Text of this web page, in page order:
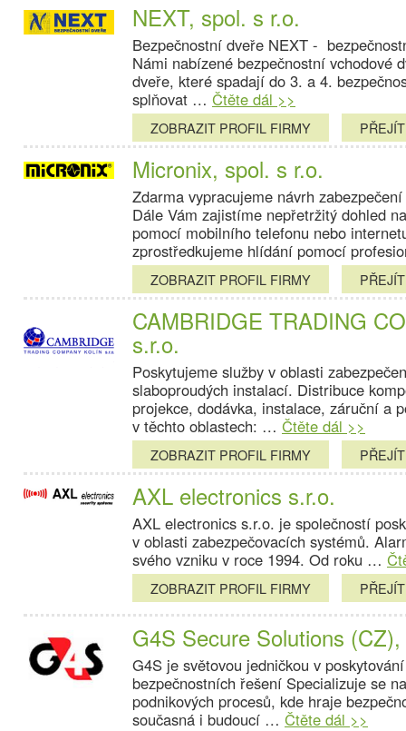
NEXT, spol. s r.o.
Bezpečnostní dveře NEXT -
Námi nabízené bezpečnostní vchodové
dveře, které spadají do 3. a 4.
splňovat … Čtěte dál >>
ZOBRAZIT PROFIL FIRMY
Micronix, spol. s r.o.
Zdarma vypracujeme návrh
Dále Vám zajistíme nepřetržitý dohled
pomocí mobilního telefonu nebo
zprostředkujeme hlídání pomocí
ZOBRAZIT PROFIL FIRMY
CAMBRIDGE TRADING
s.r.o.
Poskytujeme služby v oblasti
slaboproudých instalací. Distribuce
projekce, dodávka, instalace, záruční a
v těchto oblastech: … Čtěte dál >>
ZOBRAZIT PROFIL FIRMY
AXL electronics s.r.o.
AXL electronics s.r.o. je společností
v oblasti zabezpečovacích systémů.
svého vzniku v roce 1994. Od roku …
ZOBRAZIT PROFIL FIRMY
G4S Secure Solutions
G4S je světovou jedničkou v
bezpečnostních řešení Specializuje se
podnikových procesů, kde hraje
současná i budoucí … Čtěte dál >>